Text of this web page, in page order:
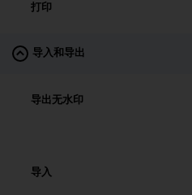
打印
导入和导出
导出无水印
导入